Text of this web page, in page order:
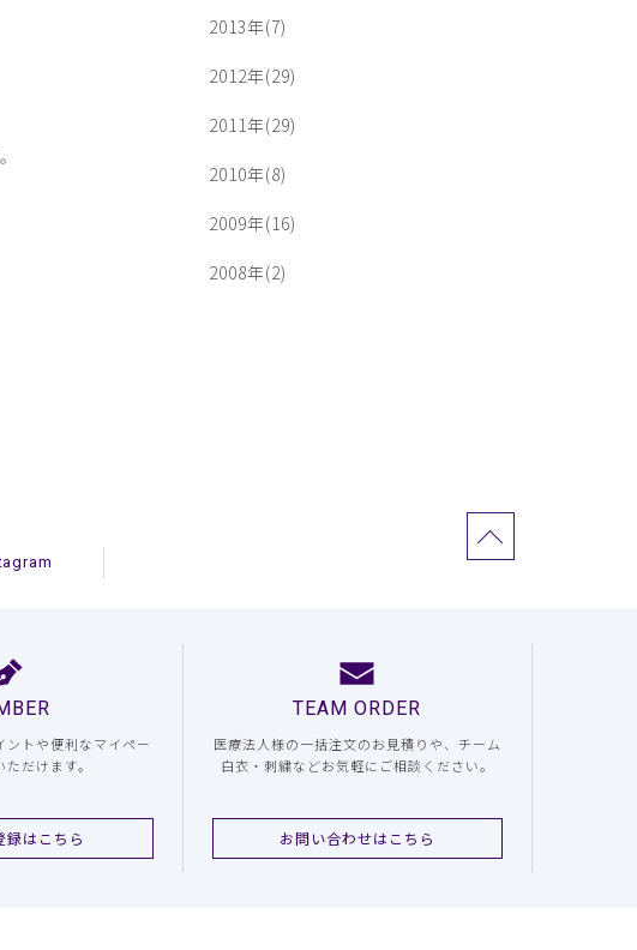
2013年(7)
2012年(29)
2011年(29)
2010年(8)
2009年(16)
2008年(2)
ントや便利なマイペー
だけます。
録はこちら
TEAM ORDER
医療法人様の一括注文のお見積りや、チーム
白衣・刺繍などお気軽にご相談ください。
お問い合わせはこちら